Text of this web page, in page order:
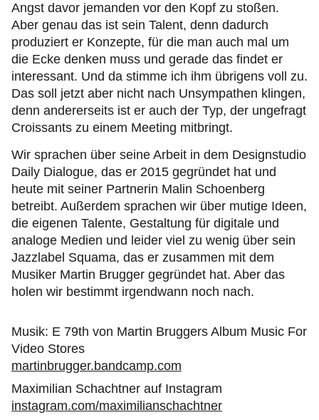
Angst davor jemanden vor den Kopf zu stoßen.
Aber genau das ist sein Talent, denn dadurch
produziert er Konzepte, für die man auch mal um
die Ecke denken muss und gerade das findet er
interessant. Und da stimme ich ihm übrigens voll zu.
Das soll jetzt aber nicht nach Unsympathen klingen,
denn andererseits ist er auch der Typ, der ungefragt
Croissants zu einem Meeting mitbringt.
Wir sprachen über seine Arbeit in dem Designstudio
Daily Dialogue, das er 2015 gegründet hat und
heute mit seiner Partnerin Malin Schoenberg
betreibt. Außerdem sprachen wir über mutige Ideen,
die eigenen Talente, Gestaltung für digitale und
analoge Medien und leider viel zu wenig über sein
Jazzlabel Squama, das er zusammen mit dem
Musiker Martin Brugger gegründet hat. Aber das
holen wir bestimmt irgendwann noch nach.
Musik: E 79th von Martin Bruggers Album Music For
Video Stores
martinbrugger.bandcamp.com
Maximilian Schachtner auf Instagram
instagram.com/maximilianschachtner